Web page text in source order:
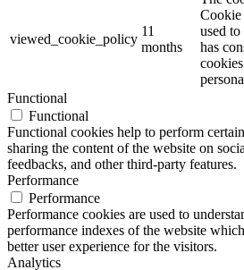
viewed_cookie_policy
11
months
Cookie
used
has
Functional
Functional
Functional cookies help to perform
sharing the content of the website on
feedbacks, and other third-party features.
Performance
Performance
Performance cookies are used to
performance indexes of the website
better user experience for the visitors.
Analytics